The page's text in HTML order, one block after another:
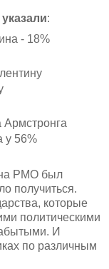
:
- 18%
Армстронга
у 56%
на РМО был
получиться.
которые
политическими
И
по различным